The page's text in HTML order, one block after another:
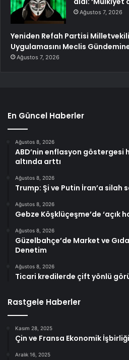
Ağustos 7, 2026
Yeniden Refah Partisi
Uygulamasını Meclis Gündemine
Ağustos 7, 2026
En Güncel Haberler
Ağustos 8, 2026
ABD’nin enflasyon
altında arttı
Ağustos 8, 2026
Trump: Şi ve Putin İran’a silah
Ağustos 8, 2026
Gebze Köşklüçeşme’de ‘açık
Ağustos 8, 2026
Güzelbahçe’de Market ve
Denetim
Ağustos 8, 2026
Ticari kredilerde çift yönlü
Rastgele Haberler
Kasım 28, 2025
Çin ve Fransa Ekonomik
Aralık 16, 2025